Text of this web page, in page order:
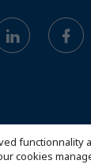
functionnality
cookies